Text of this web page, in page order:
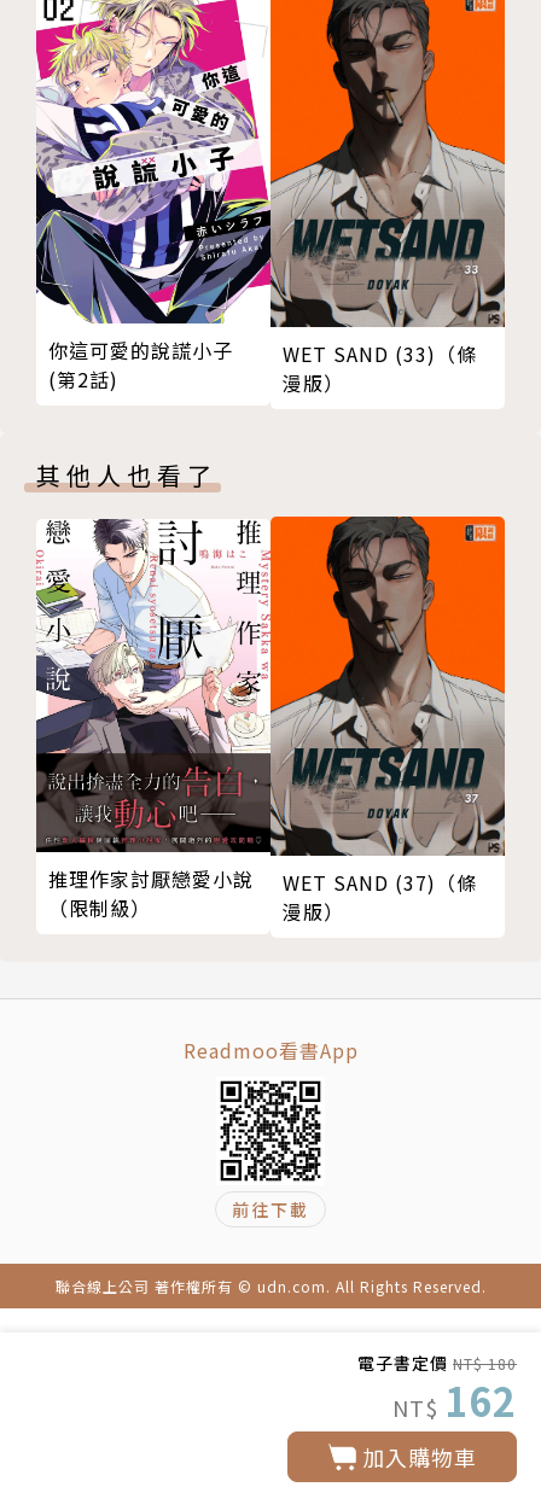
電子書定價 NT$ 180
NT$ 162
加入購物車
＃２１０ 湘北追擊
＃２１１ 分崩離析
＃２１２ 求勝的慾望
＃２１３ 殺手輓歌
＃２１４ 勝利的執著
EXTRA PAGES
版權頁
封底
你這可愛的說謊小子
(第2話)
WET SAND (33)（條
漫版）
其他人也看了
推理作家討厭戀愛小說
（限制級）
WET SAND (37)（條
漫版）
Readmoo看書App
前往下載
聯合線上公司 著作權所有 © udn.com. All Rights Reserved.